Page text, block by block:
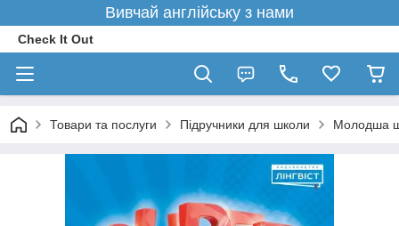
Вивчай англійську з нами
Check It Out
Товари та послуги Підручники для школи Молодша